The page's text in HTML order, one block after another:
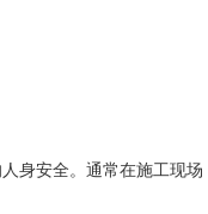
身安全。通常在施工现